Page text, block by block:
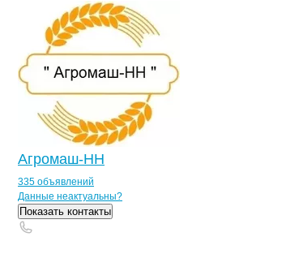
Агромаш-НН
335 объявлений
Контактыкомпании
+7(800)000-00-..
Данные неактуальны?
Показать контакты